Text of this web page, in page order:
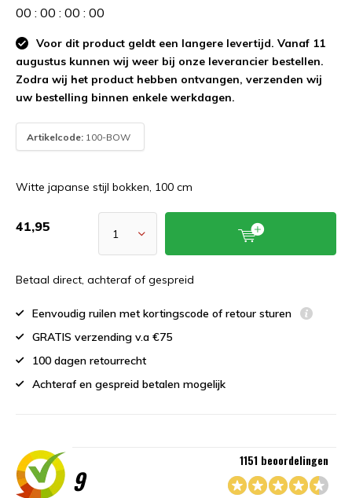
00 : 00 : 00 : 00
Voor dit product geldt een langere levertijd. Vanaf 11
augustus kunnen wij weer bij onze leverancier bestellen.
Zodra wij het product hebben ontvangen, verzenden wij
uw bestelling binnen enkele werkdagen.
Artikelcode: 100-BOW
Witte japanse stijl bokken, 100 cm
41,95
Betaal direct, achteraf of gespreid
Eenvoudig ruilen met kortingscode of retour sturen
GRATIS verzending v.a €75
100 dagen retourrecht
Achteraf en gespreid betalen mogelijk
9
1151 beoordelingen